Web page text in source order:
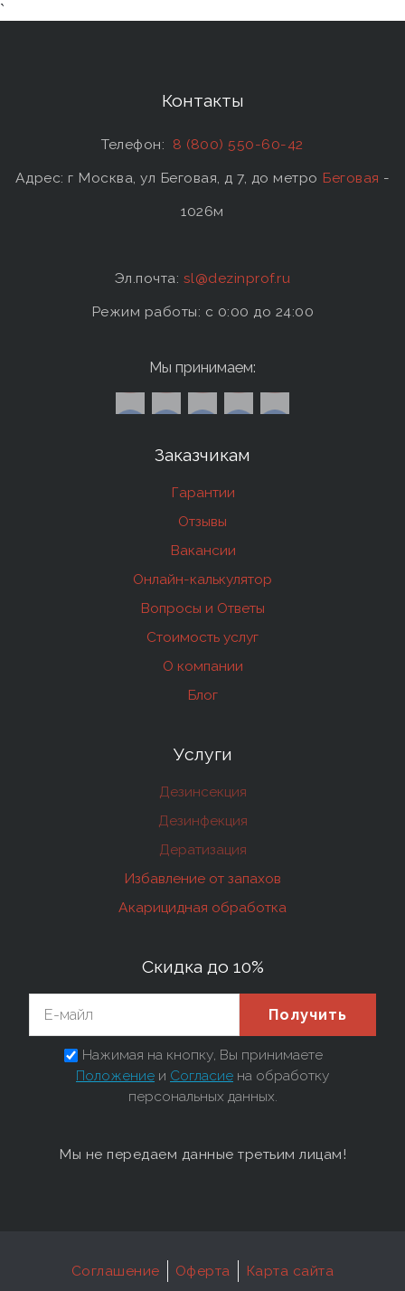
`
Контакты
Телефон: 8 (800) 550-60-42
Адрес: г Москва, ул Беговая, д 7, до метро Беговая -
1026м
Эл.почта: sl@dezinprof.ru
Режим работы: c 0:00 до 24:00
Мы принимаем:
Заказчикам
Гарантии
Отзывы
Вакансии
Онлайн-калькулятор
Вопросы и Ответы
Стоимость услуг
О компании
Блог
Услуги
Дезинсекция
Дезинфекция
Дератизация
Избавление от запахов
Акарицидная обработка
Скидка до 10%
Получить
Нажимая на кнопку, Вы принимаете
Положение и Согласие на обработку
персональных данных.
Мы не передаем данные третьим лицам!
Соглашение Оферта Карта сайта